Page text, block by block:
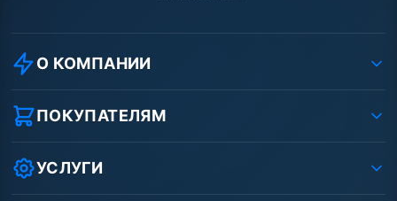
О КОМПАНИИ
О компании
Реквизиты ООО «Шоп АВД»
Защита данных клиента
Условия соглашения
Вакансии
ПОКУПАТЕЛЯМ
Как заказать?
Оплата
Доставка
УСЛУГИ
Ремонт АВД